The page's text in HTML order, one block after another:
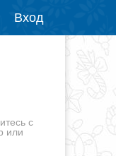
Вход
с
или